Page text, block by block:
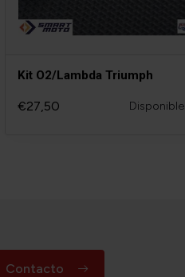
Kit O2/Lambda Triumph
€27,50 Disponible
Contacto